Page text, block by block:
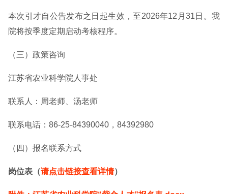
本次引才自公告发布之日起生效，至2026年12月31日。我
院将按季度定期启动考核程序。
（三）政策咨询
江苏省农业科学院人事处
联系人：周老师、汤老师
联系电话：86-25-84390040，84392980
（四）报名联系方式
岗位表（请点击链接查看详情）